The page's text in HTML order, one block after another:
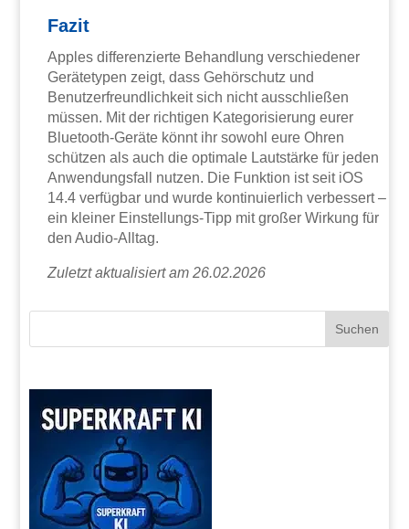
Fazit
Apples differenzierte Behandlung verschiedener
Gerätetypen zeigt, dass Gehörschutz und
Benutzerfreundlichkeit sich nicht ausschließen
müssen. Mit der richtigen Kategorisierung eurer
Bluetooth-Geräte könnt ihr sowohl eure Ohren
schützen als auch die optimale Lautstärke für jeden
Anwendungsfall nutzen. Die Funktion ist seit iOS
14.4 verfügbar und wurde kontinuierlich verbessert –
ein kleiner Einstellungs-Tipp mit großer Wirkung für
den Audio-Alltag.
Zuletzt aktualisiert am 26.02.2026